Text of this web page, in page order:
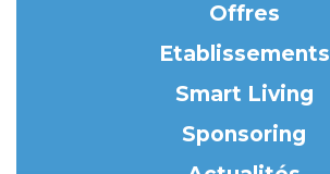
Offres
Etablissements
Smart Living
Sponsoring